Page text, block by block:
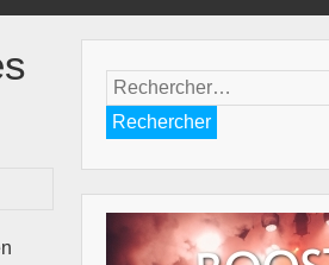
Rechercher :